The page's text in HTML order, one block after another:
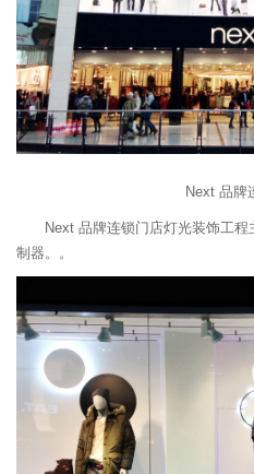
Next 品牌
Next 品牌连锁门店灯光装饰工程
制器。。